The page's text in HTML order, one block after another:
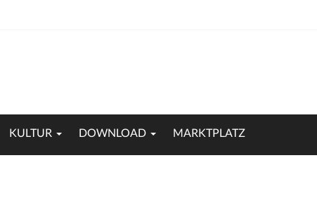
KULTUR DOWNLOAD MARKTPLATZ